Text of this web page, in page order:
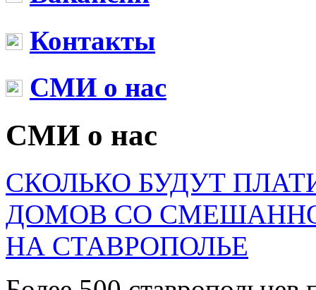
Контакты
СМИ о нас
СМИ о нас
СКОЛЬКО БУДУТ
ДОМОВ СО
НА СТАВРОПОЛЬЕ